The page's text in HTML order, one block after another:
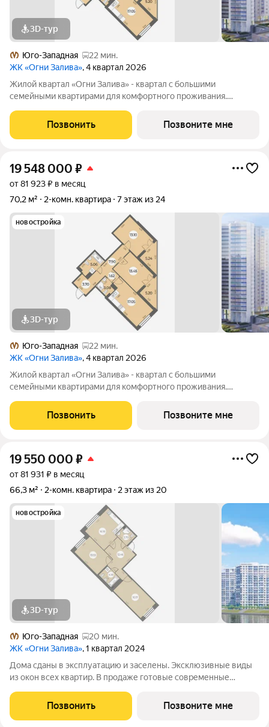
3D-тур
Юго-Западная
22 мин.
ЖК «Огни Залива», 4 квартал 2026
Жилой квартал «Огни Залива» - квартал с большими
семейными квартирами для комфортного проживания.
социальная среда. В проекте IV очереди преобладают двух и
Позвонить Позвоните мне
19 548 000 ₽
от 81 923 ₽ в месяц
70,2 м²
2-комн. квартира 7 этаж из 24
новостройка
3D-тур
Юго-Западная
22 мин.
ЖК «Огни Залива», 4 квартал 2026
Жилой квартал «Огни Залива» - квартал с большими
семейными квартирами для комфортного проживания.
социальная среда. В проекте IV очереди преобладают двух и
Позвонить Позвоните мне
19 550 000 ₽
от 81 931 ₽ в месяц
66,3 м²
2-комн. квартира 2 этаж из 20
новостройка
3D-тур
Юго-Западная
20 мин.
ЖК «Огни Залива», 1 квартал 2024
Дома сданы в эксплуатацию и заселены. Эксклюзивные виды
из окон всех квартир. В продаже готовые современные
Залива» по адресу: ул. Маршала Захарова, дом 8, стр.1 и дом 10,
стр. 1. 3-5 квартир на
Позвонить Позвоните мне